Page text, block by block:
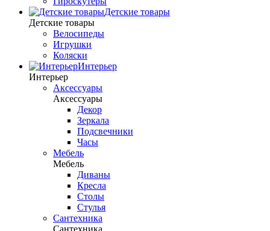
Детские товары
Детские товары
Велосипеды
Игрушки
Коляски
Интерьер
Интерьер
Аксессуары
Аксессуары
Декор
Зеркала
Подсвечники
Часы
Мебель
Мебель
Диваны
Кресла
Столы
Стулья
Сантехника
Сантехника